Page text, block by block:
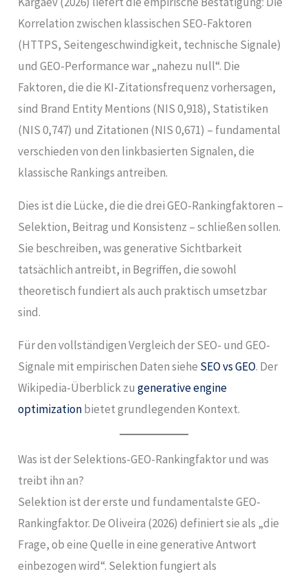
Korrelation zwischen klassischen SEO-Faktoren
(HTTPS, Seitengeschwindigkeit, technische Signale)
und GEO-Performance war „nahezu null“. Die
Faktoren, die die KI-Zitationsfrequenz vorhersagen,
sind Brand Entity Mentions (NIS 0,918), Statistiken
(NIS 0,747) und Zitationen (NIS 0,671) – fundamental
verschieden von den linkbasierten Signalen, die
klassische Rankings antreiben.
Dies ist die Lücke, die die drei GEO-Rankingfaktoren –
Selektion, Beitrag und Konsistenz – schließen sollen.
Sie beschreiben, was generative Sichtbarkeit
tatsächlich antreibt, in Begriffen, die sowohl
theoretisch fundiert als auch praktisch umsetzbar
sind.
Für den vollständigen Vergleich der SEO- und GEO-
Signale mit empirischen Daten siehe SEO vs GEO. Der
Wikipedia-Überblick zugenerative engine
optimizationbietet grundlegenden Kontext.
Was ist der Selektions-GEO-Rankingfaktor und was
treibt ihn an?
Selektion ist der erste und fundamentalste GEO-
Rankingfaktor. De Oliveira (2026) definiert sie als „die
Frage, ob eine Quelle in eine generative Antwort
einbezogen wird“. Selektion fungiert als